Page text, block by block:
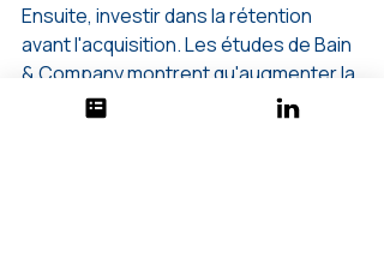
Ensuite, investir dans la rétention
avant l'acquisition. Les études de Bain
& Company montrent qu'augmenter la
rétention de 5 % peut augmenter les